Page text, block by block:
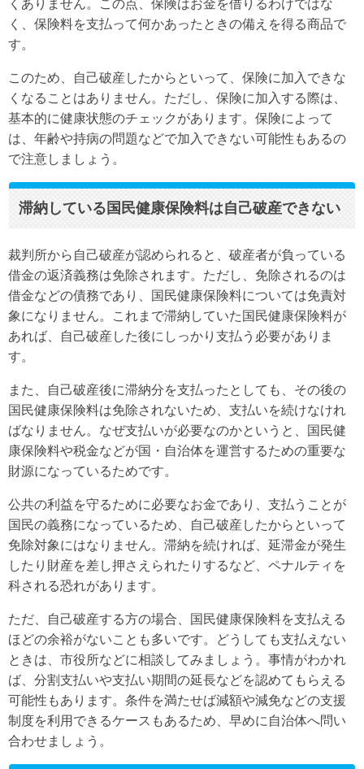
くありません。この点、保険はお金を借りるわけではな
く、保険料を支払って何かあったときの備えを得る商品で
す。
このため、自己破産したからといって、保険に加入できな
くなることはありません。ただし、保険に加入する際は、
基本的に健康状態のチェックがあります。保険によって
は、年齢や持病の問題などで加入できない可能性もあるの
で注意しましょう。
滞納している国民健康保険料は自己破産できない
裁判所から自己破産が認められると、破産者が負っている
借金の返済義務は免除されます。ただし、免除されるのは
借金などの債務であり、国民健康保険料については免責対
象になりません。これまで滞納していた国民健康保険料が
あれば、自己破産した後にしっかり支払う必要がありま
す。
また、自己破産後に滞納分を支払ったとしても、その後の
国民健康保険料は免除されないため、支払いを続けなけれ
ばなりません。なぜ支払いが必要なのかというと、国民健
康保険料や税金などが国・自治体を運営するための重要な
財源になっているためです。
公共の利益を守るために必要なお金であり、支払うことが
国民の義務になっているため、自己破産したからといって
免除対象にはなりません。滞納を続ければ、延滞金が発生
したり財産を差し押さえられたりするなど、ペナルティを
科される恐れがあります。
ただ、自己破産する方の場合、国民健康保険料を支払える
ほどの余裕がないことも多いです。どうしても支払えない
ときは、市役所などに相談してみましょう。事情がわかれ
ば、分割支払いや支払い期間の延長などを認めてもらえる
可能性もあります。条件を満たせば減額や減免などの支援
制度を利用できるケースもあるため、早めに自治体へ問い
合わせましょう。